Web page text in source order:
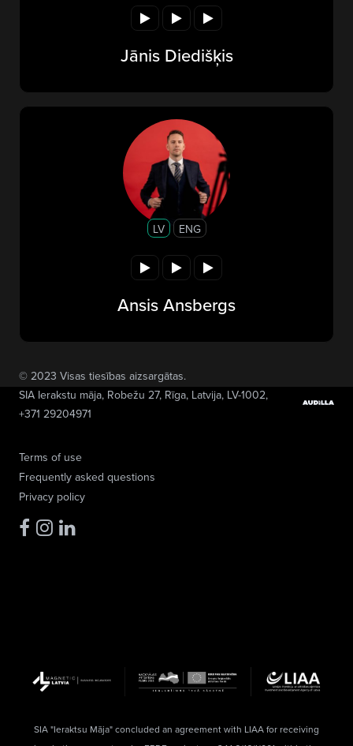
Jānis Diedišķis
LV ENG
Ansis Ansbergs
Terms of use
Frequently asked questions
Privacy policy
© 2023 Visas tiesības aizsargātas.
SIA Ierakstu māja, Robežu 27, Rīga, Latvija, LV-1002,
+371 29204971
SIA "Ieraktsu Māja" concluded an agreement with LIAA for receiving